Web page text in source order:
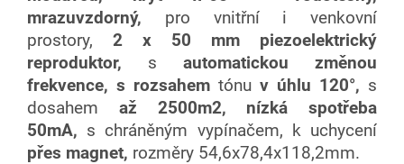
mrazuvzdorný, pro vnitřní i venkovní
prostory, 2 x 50 mm piezoelektrický
reproduktor, s automatickou změnou
frekvence, s rozsahem tónu v úhlu 120°, s
dosahem až 2500m2, nízká spotřeba
50mA, s chráněným vypínačem, k uchycení
přes magnet, rozměry 54,6x78,4x118,2mm.